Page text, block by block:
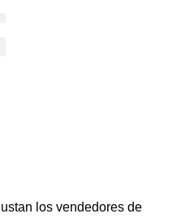
los vendedores de